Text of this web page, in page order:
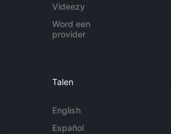
Videezy
Word een
provider
Talen
English
Español